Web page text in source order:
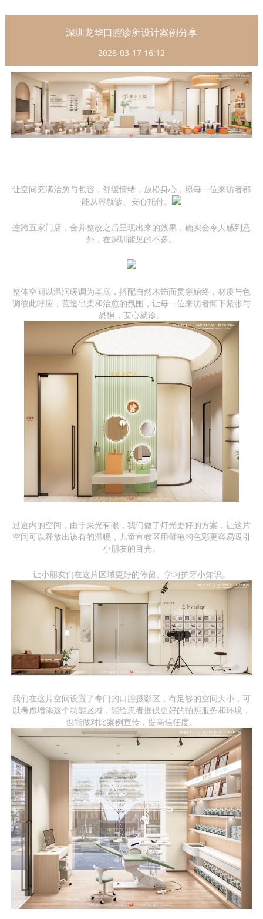
深圳龙华口腔诊所设计案例分享
2026-03-17 16:12
让空间充满治愈与包容，舒缓情绪，放松身心，愿每一位来访者都
能从容就诊、安心托付。
连跨五家门店，合并整改之后呈现出来的效果，确实会令人感到意
外，在深圳能见的不多。
整体空间以温润暖调为基底，搭配自然木饰面贯穿始终，材质与色
调彼此呼应，营造出柔和治愈的氛围，让每一位来访者卸下紧张与
恐惧，安心就诊。
过道内的空间，由于采光有限，我们做了灯光更好的方案，让这片
空间可以释放出该有的温暖，儿童宣教区用鲜艳的色彩更容易吸引
小朋友的目光。
让小朋友们在这片区域更好的停留、学习护牙小知识。
我们在这片空间设置了专门的口腔摄影区，有足够的空间大小，可
以考虑增添这个功能区域，能给患者提供更好的拍照服务和环境，
也能做对比案例宣传，提高信任度。